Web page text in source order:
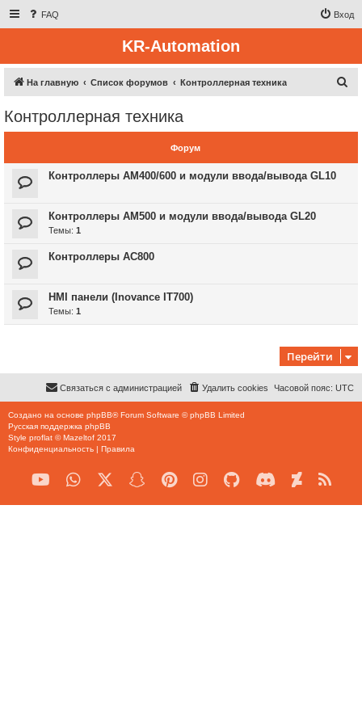
FAQ Вход
KR-Automation
На главную Список форумов Контроллерная техника
Контроллерная техника
Форум
Контроллеры AM400/600 и модули ввода/вывода GL10
Контроллеры AM500 и модули ввода/вывода GL20
Темы: 1
Контроллеры AC800
HMI панели (Inovance IT700)
Темы: 1
Перейти
Часовой пояс: UTC
Удалить cookies
Связаться с администрацией
Создано на основе phpBB® Forum Software © phpBB Limited
Русская поддержка phpBB
Style proflat ©Mazeltof 2017
Конфиденциальность | Правила